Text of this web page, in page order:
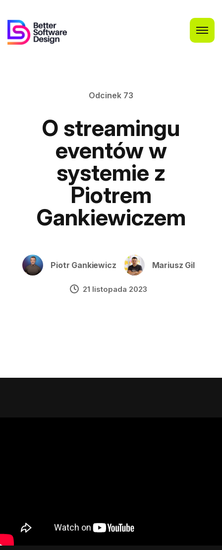
Odcinek 73
O streamingu
eventów w
systemie z
Piotrem
Gankiewiczem
Piotr Gankiewicz Mariusz Gil
21 listopada 2023